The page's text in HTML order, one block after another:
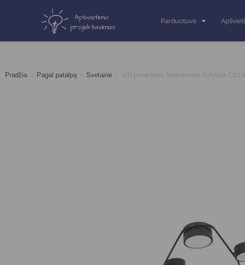
Parduotuvė
Pradžia > Pagal patalpą > Svetainė > LED paviršinis šviestuvas ZUMAIA